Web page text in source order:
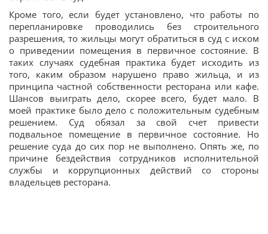
Кроме того, если будет установлено, что работы по
перепланировке проводились без строительного
разрешения, то жильцы могут обратиться в суд с иском
о приведении помещения в первичное состояние. В
таких случаях судебная практика будет исходить из
того, каким образом нарушено право жильца, и из
принципа частной собственности ресторана или кафе.
Шансов выиграть дело, скорее всего, будет мало. В
моей практике было дело с положительным судебным
решением. Суд обязал за свой счет привести
подвальное помещение в первичное состояние. Но
решение суда до сих пор не выполнено. Опять же, по
причине бездействия сотрудников исполнительной
службы и коррупционных действий со стороны
владельцев ресторана.